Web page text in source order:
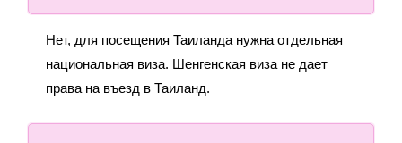
Нет, для посещения Таиланда нужна отдельная
национальная виза. Шенгенская виза не дает
права на въезд в Таиланд.